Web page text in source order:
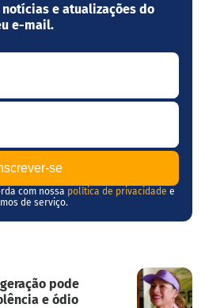
e atualizações do
e-mail.
com nossa política de privacidade e
de serviço.
pode
e ódio